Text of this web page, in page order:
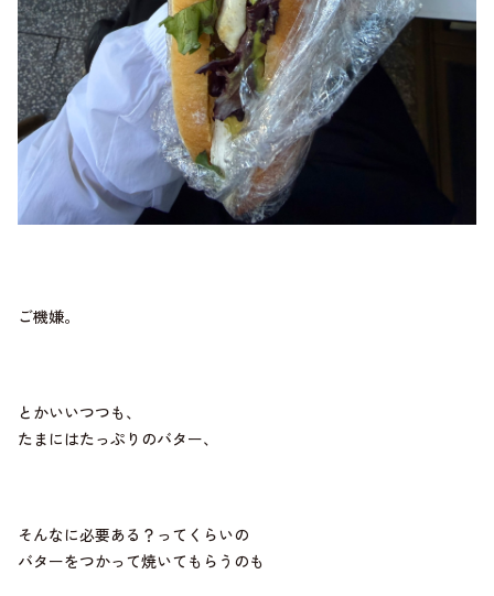
ご機嫌。
とかいいつつも、
たまにはたっぷりのバター、
そんなに必要ある？ってくらいの
バターをつかって焼いてもらうのも